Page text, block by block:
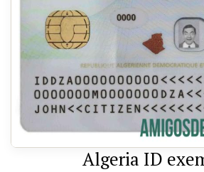
Algeria ID